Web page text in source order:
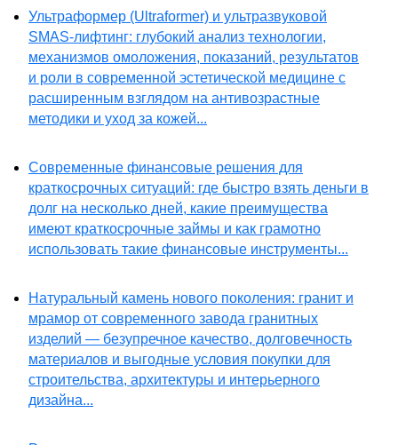
Ультраформер (Ultraformer) и ультразвуковой
SMAS-лифтинг: глубокий анализ технологии,
механизмов омоложения, показаний, результатов
и роли в современной эстетической медицине с
расширенным взглядом на антивозрастные
методики и уход за кожей...
Современные финансовые решения для
краткосрочных ситуаций: где быстро взять деньги в
долг на несколько дней, какие преимущества
имеют краткосрочные займы и как грамотно
использовать такие финансовые инструменты...
Натуральный камень нового поколения: гранит и
мрамор от современного завода гранитных
изделий — безупречное качество, долговечность
материалов и выгодные условия покупки для
строительства, архитектуры и интерьерного
дизайна...